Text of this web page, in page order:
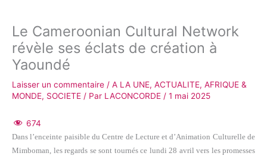
Le Cameroonian Cultural Network
révèle ses éclats de création à
Yaoundé
Laisser un commentaire / A LA UNE, ACTUALITE, AFRIQUE &
MONDE, SOCIETE / Par LACONCORDE / 1 mai 2025
674
Dans l’enceinte paisible du Centre de Lecture et d’Animation Culturelle de
Mimboman, les regards se sont tournés ce lundi 28 avril vers les promesses